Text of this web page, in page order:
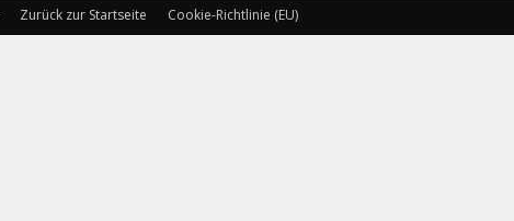
Zurück zur Startseite Cookie-Richtlinie (EU)